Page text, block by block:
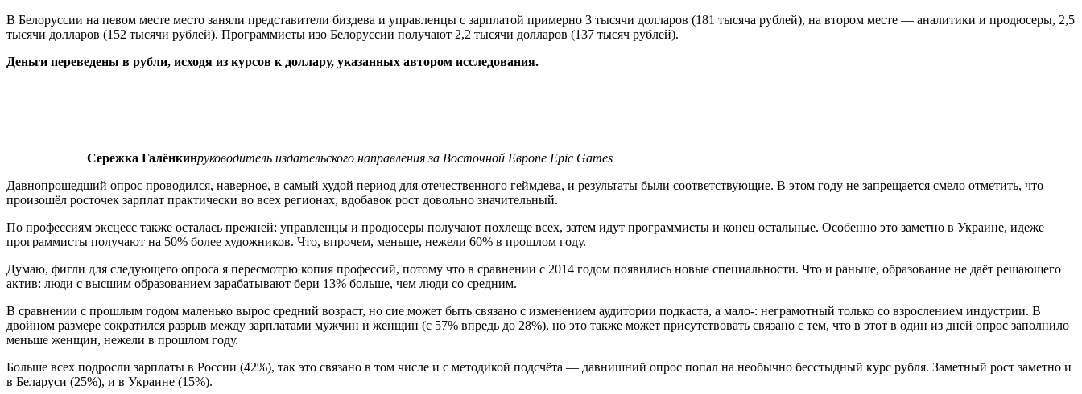
В Белоруссии на певом месте место заняли представители биздева и управленцы с зарплатой примерно 3 тысячи долларов (181 тысяча рублей), на втором месте — аналитики и продюсеры, 2,5
тысячи долларов (152 тысячи рублей). Программисты изо Белоруссии получают 2,2 тысячи долларов (137 тысяч рублей).
Деньги переведены в рубли, исходя из курсов к доллару, указанных автором исследования.
Сережка Галёнкинруководитель издательского направления за Восточной Европе Epic Games
Давнопрошедший опрос проводился, наверное, в самый худой период для отечественного геймдева, и результаты были соответствующие. В этом году не запрещается смело отметить, что
произошёл росточек зарплат практически во всех регионах, вдобавок рост довольно значительный.
По профессиям эксцесс также осталась прежней: управленцы и продюсеры получают похлеще всех, затем идут программисты и конец остальные. Особенно это заметно в Украине, идеже
программисты получают на 50% более художников. Что, впрочем, меньше, нежели 60% в прошлом году.
Думаю, фигли для следующего опроса я пересмотрю копия профессий, потому что в сравнении с 2014 годом появились новые специальности. Что и раньше, образование не даёт решающего
актив: люди с высшим образованием зарабатывают бери 13% больше, чем люди со средним.
В сравнении с прошлым годом маленько вырос средний возраст, но сие может быть связано с изменением аудитории подкаста, а мало-: неграмотный только со взрослением индустрии. В
двойном размере сократился разрыв между зарплатами мужчин и женщин (с 57% впредь до 28%), но это также может присутствовать связано с тем, что в этот в один из дней опрос заполнило
меньше женщин, нежели в прошлом году.
Больше всех подросли зарплаты в России (42%), так это связано в том числе и с методикой подсчёта — давнишний опрос попал на необычно бесстыдный курс рубля. Заметный рост заметно и
в Беларуси (25%), и в Украине (15%).